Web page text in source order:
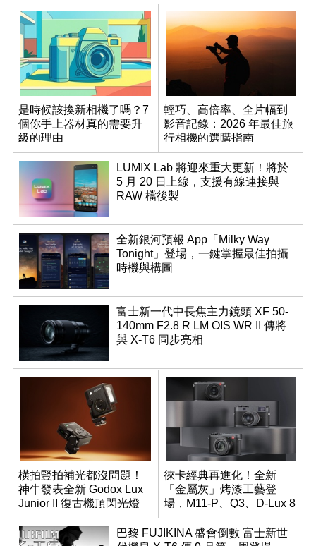
是時候該換新相機了嗎？7
個你手上器材真的需要升
級的理由
輕巧、高倍率、全片幅到
影音記錄：2026 年最佳旅
行相機的選購指南
LUMIX Lab 將迎來重大更新！將於
5 月 20 日上線，支援有線連接與
RAW 檔後製
全新銀河預報 App「Milky Way
Tonight」登場，一鍵掌握最佳拍攝
時機與構圖
富士新一代中長焦主力鏡頭 XF 50-
140mm F2.8 R LM OIS WR II 傳將
與 X-T6 同步亮相
橫拍豎拍補光都沒問題！
神牛發表全新 Godox Lux
Junior II 復古機頂閃光燈
徠卡經典再進化！全新
「金屬灰」烤漆工藝登
場，M11-P、Q3、D-Lux 8
領銜換裝
巴黎 FUJIKINA 盛會倒數 富士新世